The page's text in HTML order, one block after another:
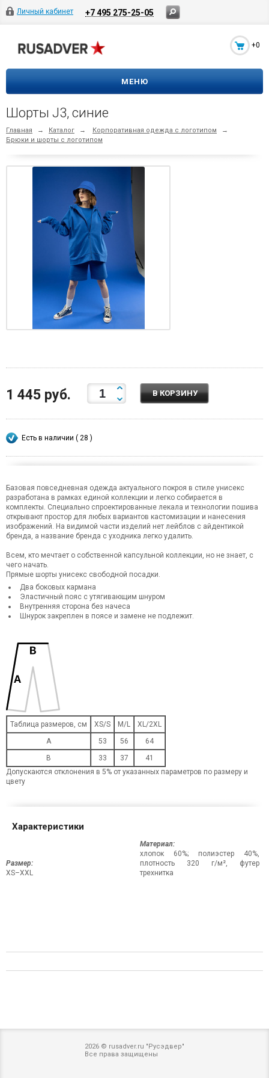
Личный кабинет +7 495 275-25-05
+0
МЕНЮ
Шорты J3, синие
Главная → Каталог → Корпоративная одежда с логотипом
→
Брюки и шорты с логотипом
1 445 руб. В КОРЗИНУ
Есть в наличии ( 28 )
Базовая повседневная одежда актуального покроя в стиле унисекс
разработана в рамках единой коллекции и легко собирается в
комплекты. Специально спроектированные лекала и технологии пошива
открывают простор для любых вариантов кастомизации и нанесения
изображений. На видимой части изделий нет лейблов с айдентикой
бренда, а название бренда с уходника легко удалить.
Всем, кто мечтает о собственной капсульной коллекции, но не знает, с
чего начать.
Прямые шорты унисекс свободной посадки.
Два боковых кармана
Эластичный пояс с утягивающим шнуром
Внутренняя сторона без начеса
Шнурок закреплен в поясе и замене не подлежит.
Таблица размеров, см XS/S M/L
XL/2XL
A
53 56
64
B
33 37
41
Допускаются отклонения в 5% от указанных параметров по размеру и
цвету
Характеристики
Размер:
XS–XXL
Материал:
хлопок 60%; полиэстер 40%,
плотность 320 г/м², футер
трехнитка
2026 © rusadver.ru "Русэдвер"
Все права защищены